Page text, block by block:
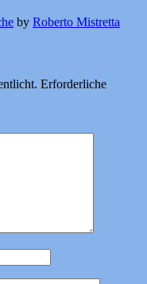
by Roberto Mistretta
Erforderliche